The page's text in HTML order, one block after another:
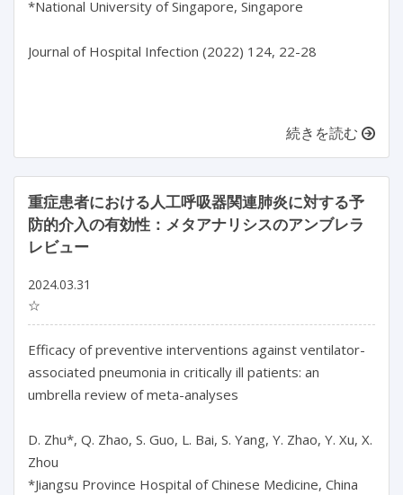
*National University of Singapore, Singapore
Journal of Hospital Infection (2022) 124, 22-28
続きを読む
重症患者における人工呼吸器関連肺炎に対する予
防的介入の有効性：メタアナリシスのアンブレラ
レビュー
2024.03.31
☆
Efficacy of preventive interventions against ventilator-
associated pneumonia in critically ill patients: an
umbrella review of meta-analyses
D. Zhu*, Q. Zhao, S. Guo, L. Bai, S. Yang, Y. Zhao, Y. Xu, X.
Zhou
*Jiangsu Province Hospital of Chinese Medicine, China